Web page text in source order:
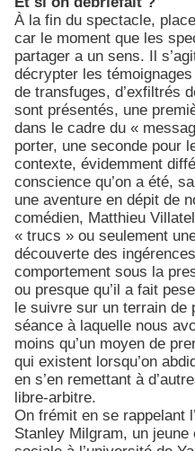
À la fin du spectacle,
car le moment que les
partager a un sens. Il
décrypter les
de transfuges, d’exfiltrés
sont présentés, une
dans le cadre du «
porter, une seconde pour
contexte, évidemment
conscience qu’on a été,
une aventure en dépit de
comédien, Matthieu
« trucs » ou seulement
découverte des
comportement sous la
ou presque qu’il a fait
le suivre sur un terrain de
séance à laquelle nous
moins qu’un moyen de
qui existent lorsqu’on
en s’en remettant à
libre-arbitre.
On frémit en se rappelant
Stanley Milgram, un